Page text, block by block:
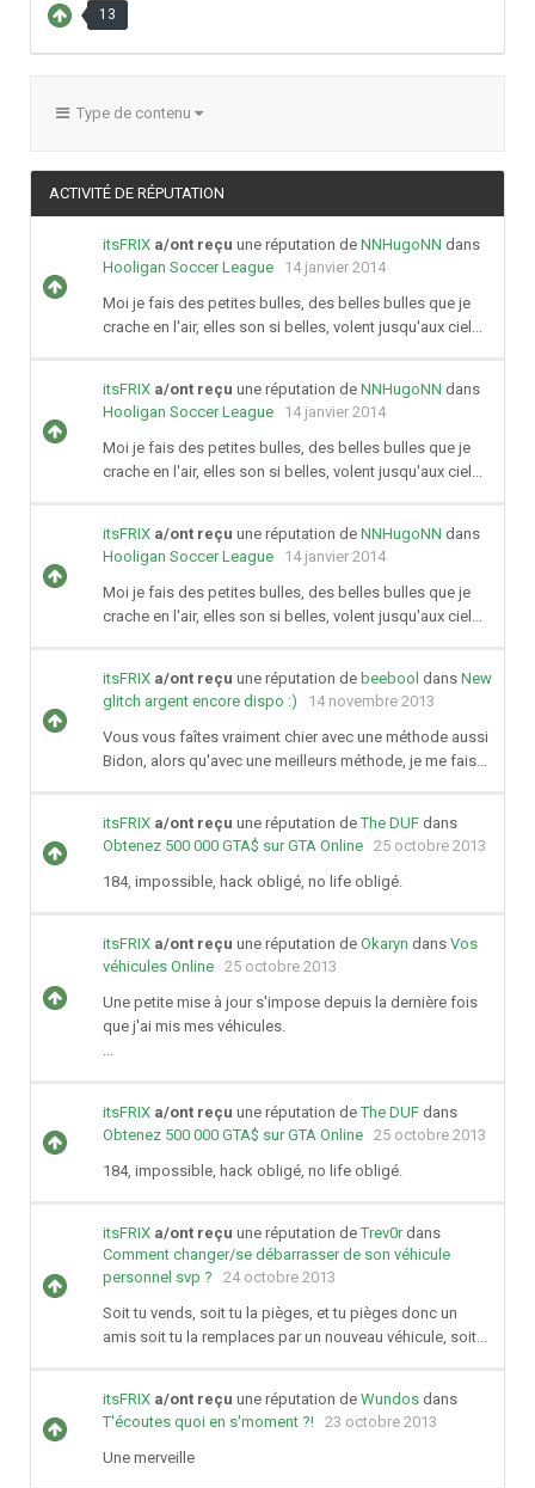
13
Type de contenu
ACTIVITÉ DE RÉPUTATION
itsFRIX a/ont reçu une réputation de NNHugoNN dans
Hooligan Soccer League
14 janvier 2014
Moi je fais des petites bulles, des belles bulles que je
crache en l'air, elles son si belles, volent jusqu'aux ciel...
itsFRIX a/ont reçu une réputation de NNHugoNN dans
Hooligan Soccer League
14 janvier 2014
Moi je fais des petites bulles, des belles bulles que je
crache en l'air, elles son si belles, volent jusqu'aux ciel...
itsFRIX a/ont reçu une réputation de NNHugoNN dans
Hooligan Soccer League
14 janvier 2014
Moi je fais des petites bulles, des belles bulles que je
crache en l'air, elles son si belles, volent jusqu'aux ciel...
itsFRIX a/ont reçu une réputation de beebool dans New
glitch argent encore dispo :)
14 novembre 2013
Vous vous faîtes vraiment chier avec une méthode aussi
Bidon, alors qu'avec une meilleurs méthode, je me fais...
itsFRIX a/ont reçu une réputation deThe DUF dans
Obtenez 500 000 GTA$ sur GTA Online 25 octobre 2013
184, impossible, hack obligé, no life obligé.
itsFRIX a/ont reçu une réputation de Okaryn dans Vos
véhicules Online 25 octobre 2013
Une petite mise à jour s'impose depuis la dernière fois
que j'ai mis mes véhicules.
...
itsFRIX a/ont reçu une réputation deThe DUF dans
Obtenez 500 000 GTA$ sur GTA Online 25 octobre 2013
184, impossible, hack obligé, no life obligé.
itsFRIX a/ont reçu une réputation deTrev0rdans
Comment changer/se débarrasser de son véhicule
personnel svp ?
24 octobre 2013
Soit tu vends, soit tu la pièges, et tu pièges donc un
amis soit tu la remplaces par un nouveau véhicule, soit...
itsFRIX a/ont reçu une réputation de Wundos dans
T'écoutes quoi en s'moment ?! 23 octobre 2013
Une merveille